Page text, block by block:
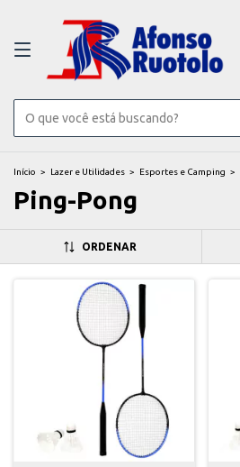
Início > Lazer e Utilidades > Esportes e Camping >
Ping-Pong
ORDENAR